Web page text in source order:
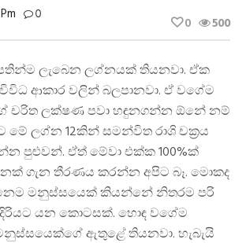
0 500
0
ලැබෙන ලග්නයක් තියනවා. ඒක
ආකාර වලින් බලපානවා. ඒ වගේම
චරිත ලක්ෂණ පවා හඳුනගන්න ඕනේ නම්
ලග්න 12කින් සමන්විත රාශි චක්‍රය
පුළුවන්. ඒත් මේවා එක්ක 100%ක්
ගැන තීරණය කරන්න අපිට බෑ. මොකද
මනුස්සයෙක් කියන්නේ නිතරම පරි
යන කොටසක්. හොඳ වගේම
ඇතුළේ තියනවා. හැබැයි